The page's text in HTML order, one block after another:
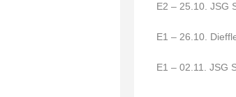
E2 – 25.10. JSG
E1 – 26.10.
E1 – 02.11. JSG